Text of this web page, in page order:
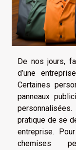
De nos jours,
d’une
Certaines
panneaux
pratique de se
entreprise.
chemises